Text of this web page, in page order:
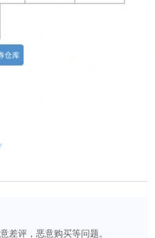
点击查看大图
差评，恶意购买等问题。